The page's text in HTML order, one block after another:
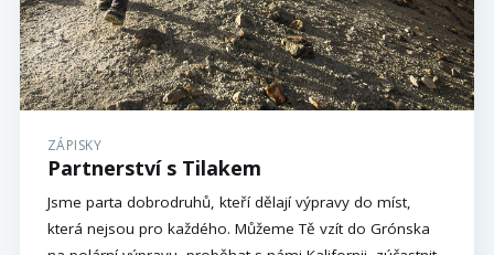
ZÁPISKY
Partnerství s Tilakem
Jsme parta dobrodruhů, kteří dělají výpravy do míst,
která nejsou pro každého. Můžeme Tě vzít do Grónska